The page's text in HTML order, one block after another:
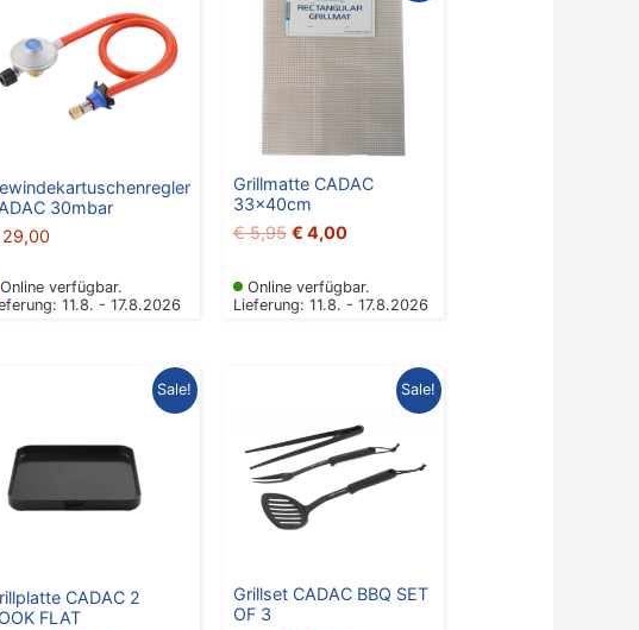
30mbar
29,00
Online verfügbar.
11.8. - 17.8.2026
Grillmatte CADAC
33x40cm
€5,95
war:
€ 5,95
€ 4,00
ist:
€ 4,00.
Online verfügbar.
Lieferung: 11.8. - 17.8.2026
Sale!
CADAC 2
FLAT
Ursprünglicher
Aktueller
Preis
Sale!
Grillset CADAC BBQ SET
OF 3
Ursprünglicher
€ 9,95
Aktueller
€ 5,00.